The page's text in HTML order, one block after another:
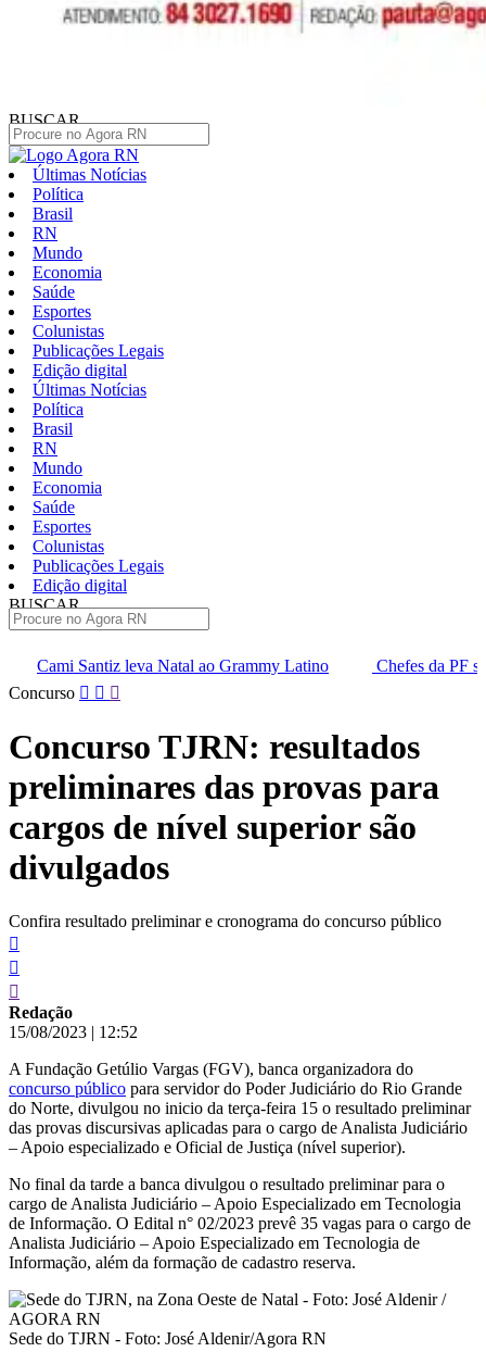
BUSCAR
Últimas Notícias
Política
Brasil
RN
Mundo
Economia
Saúde
Esportes
Colunistas
Publicações Legais
Edição digital
Últimas Notícias
Política
Brasil
RN
Mundo
Economia
Saúde
Esportes
Colunistas
Publicações Legais
Edição digital
BUSCAR
Natal ao Grammy Latino
Chefes da PF saem em defesa de
Pular
conteúdo
Concurso
Concurso TJRN: resultados
preliminares das provas para
cargos de nível superior são
divulgados
Confira resultado preliminar e cronograma do concurso público
Redação
15/08/2023 | 12:52
A Fundação Getúlio Vargas (FGV), banca organizadora do
concurso público para servidor do Poder Judiciário do Rio Grande
do Norte, divulgou no inicio da terça-feira 15 o resultado preliminar
das provas discursivas aplicadas para o cargo de Analista Judiciário
– Apoio especializado e Oficial de Justiça (nível superior).
No final da tarde a banca divulgou o resultado preliminar para o
cargo de Analista Judiciário – Apoio Especializado em Tecnologia
de Informação. O Edital n° 02/2023 prevê 35 vagas para o cargo de
Analista Judiciário – Apoio Especializado em Tecnologia de
Informação, além da formação de cadastro reserva.
Sede do TJRN - Foto: José Aldenir/Agora RN